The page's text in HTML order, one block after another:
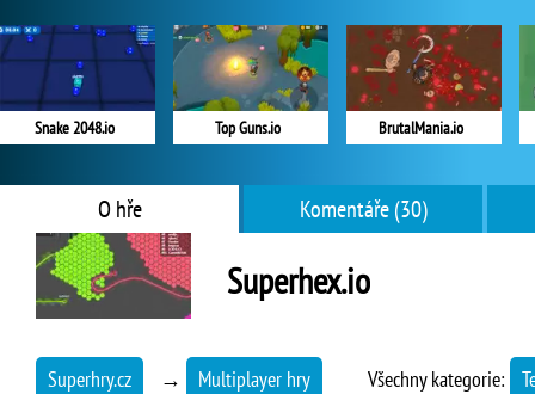
Snake 2048.io Top Guns.io BrutalMania.io
O hře Komentáře (30)
Superhex.io
Superhry.cz → Multiplayer hry Všechny kategorie: